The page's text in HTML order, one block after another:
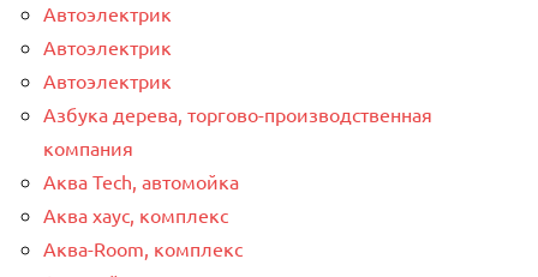
Автоэлектрик
Автоэлектрик
Автоэлектрик
Азбука дерева, торгово-производственная
компания
Аква Tech, автомойка
Аква хаус, комплекс
Аква-Room, комплекс